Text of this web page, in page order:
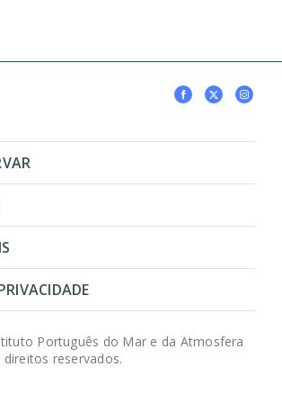
Português do Mar e da Atmosfera
reservados.